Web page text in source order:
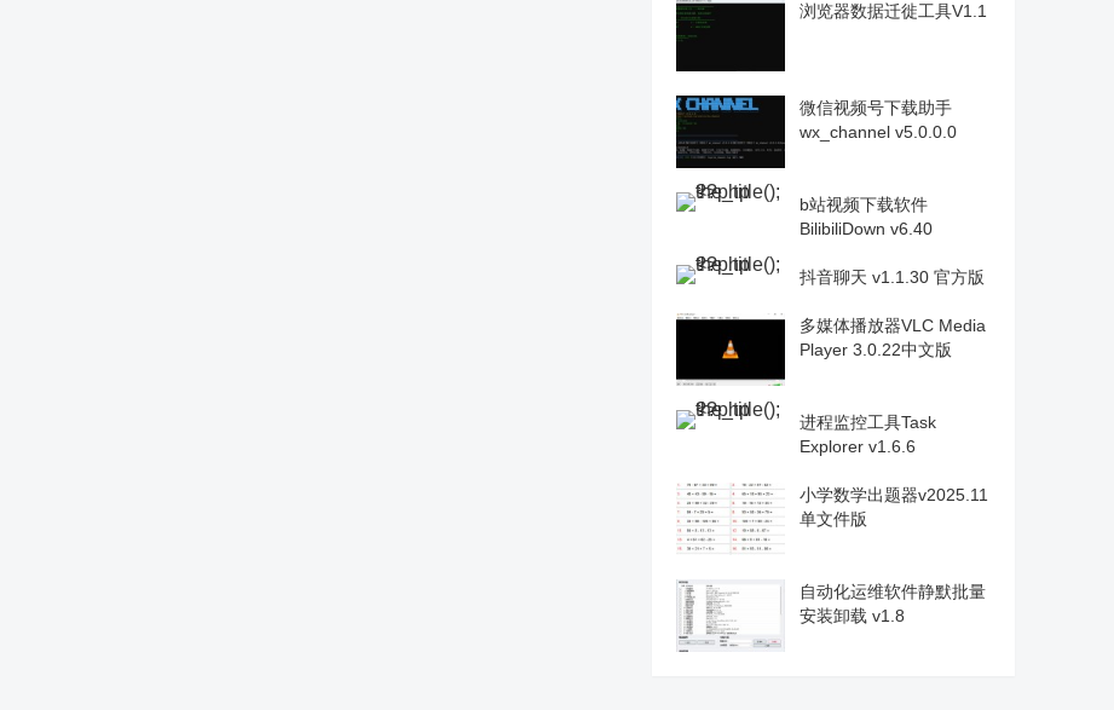
浏览器数据迁徙工具V1.1
微信视频号下载助手
wx_channel v5.0.0.0
b站视频下载软件
BilibiliDown v6.40
抖音聊天 v1.1.30 官方版
多媒体播放器VLC Media
Player 3.0.22中文版
进程监控工具Task
Explorer v1.6.6
小学数学出题器v2025.11
单文件版
自动化运维软件静默批量
安装卸载 v1.8